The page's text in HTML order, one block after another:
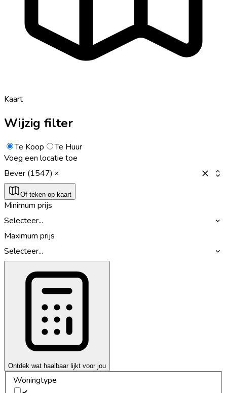
Kaart
Wijzig filter
Te Koop
Te Huur
Voeg een locatie toe
Bever (1547)
Of teken op kaart
Minimum prijs
Selecteer...
Maximum prijs
Selecteer...
Ontdek wat haalbaar lijkt voor jou
Woningtype